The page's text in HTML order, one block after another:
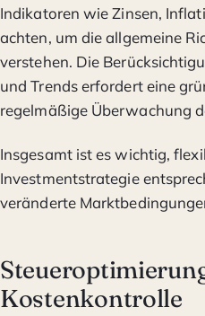
Indikatoren wie Zinsen,
achten, um die allgemeine
verstehen. Die
und Trends erfordert eine
regelmäßige Überwachung
Insgesamt ist es wichtig,
Investmentstrategie
veränderte
Kostenkontrolle